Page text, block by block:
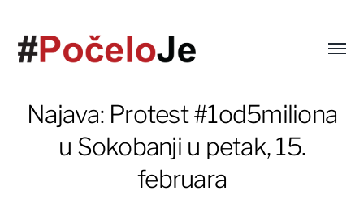
Najava: Protest #1od5miliona
u Sokobanji u petak, 15.
februara